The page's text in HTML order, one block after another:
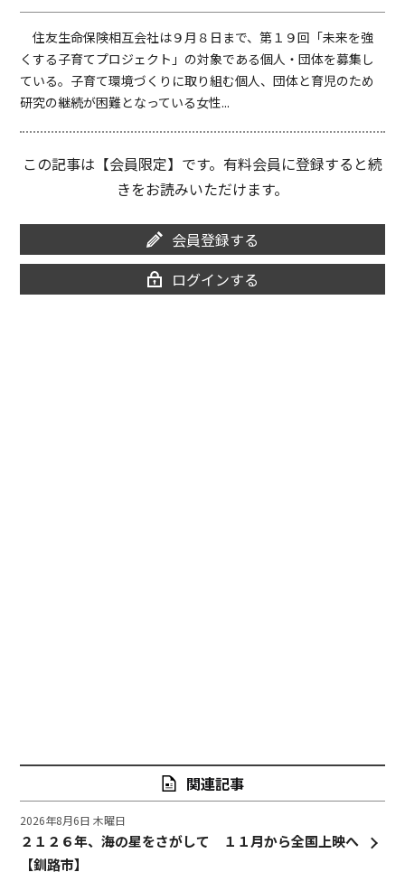
住友生命保険相互会社は９月８日まで、第１９回「未来を強
くする子育てプロジェクト」の対象である個人・団体を募集し
ている。子育て環境づくりに取り組む個人、団体と育児のため
研究の継続が困難となっている女性...
この記事は【会員限定】です。有料会員に登録すると続
きをお読みいただけます。
会員登録する
ログインする
関連記事
２１２６年、海の星をさがして １１月から全国上映へ
【釧路市】
2026年8月6日 木曜日